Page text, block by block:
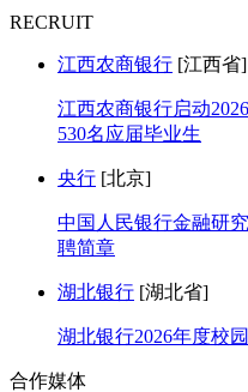
RECRUIT
江西农商银行 [江西省]
江西农商银行启动
530名应届毕业生
央行 [北京]
中国人民银行金融研
聘简章
湖北银行 [湖北省]
湖北银行2026年度校
合作媒体